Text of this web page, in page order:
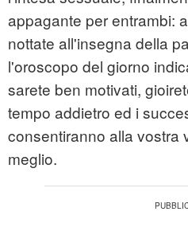
appagante per entrambi:
nottate all'insegna della
l'oroscopo del giorno
sarete ben motivati,
tempo addietro ed i
consentiranno alla vostra
meglio.